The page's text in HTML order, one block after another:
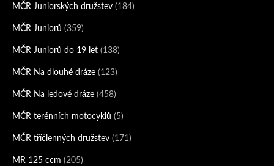
MČR Juniorských družstev (184)
MČR Juniorů (359)
MČR Juniorů do 19 let (138)
MČR Na dlouhé dráze (123)
MČR Na ledové dráze (458)
MČR terénních motocyklů (5)
MČR tříčlenných družstev (171)
MR 125 ccm (205)